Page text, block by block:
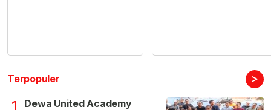
Terpopuler >
1
Dewa United Academy